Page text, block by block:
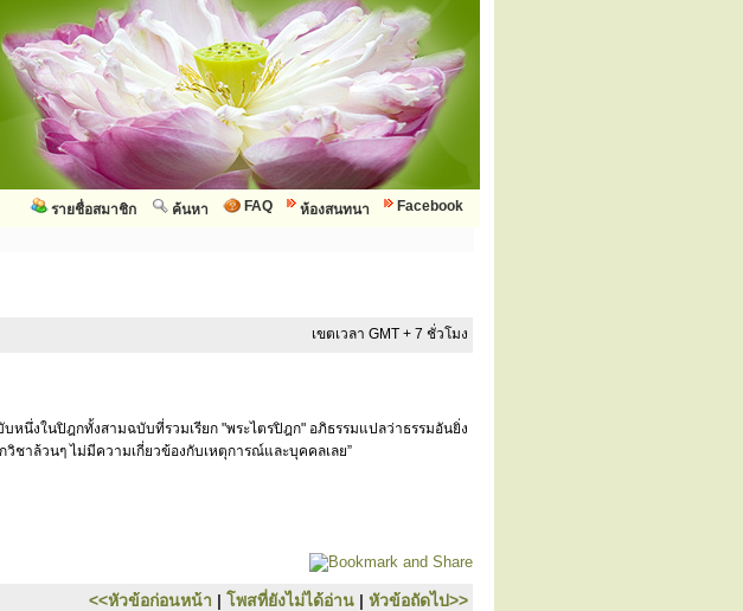
Facebook
ห้องสนทนา
FAQ
ค้นหา
รายชื่อสมาชิก
เขตเวลา GMT + 7 ชั่วโมง
นึ่งในปิฎกทั้งสามฉบับที่รวมเรียก "พระไตรปิฎก" อภิธรรมแปลว่าธรรมอันยิ่ง
ชาล้วนๆ ไม่มีความเกี่ยวข้องกับเหตุการณ์และบุคคลเลย”
<<หัวข้อก่อนหน้า | โพสที่ยังไม่ได้อ่าน | หัวข้อถัดไป>>